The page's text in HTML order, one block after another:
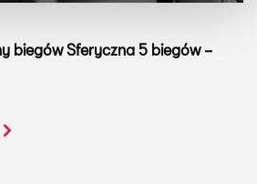
biegów Sferyczna 5 biegów –